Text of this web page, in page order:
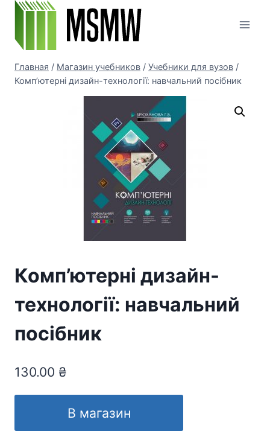
Перейти
содержимому
Главная / Магазин учебников / Учебники для вузов /
Комп’ютерні дизайн-технології: навчальний посібник
Комп’ютерні дизайн-
технології: навчальний
посібник
130.00 ₴
В магазин